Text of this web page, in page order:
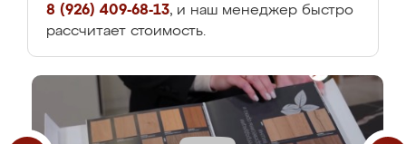
8 (926) 409-68-13, и наш менеджер быстро
рассчитает стоимость.